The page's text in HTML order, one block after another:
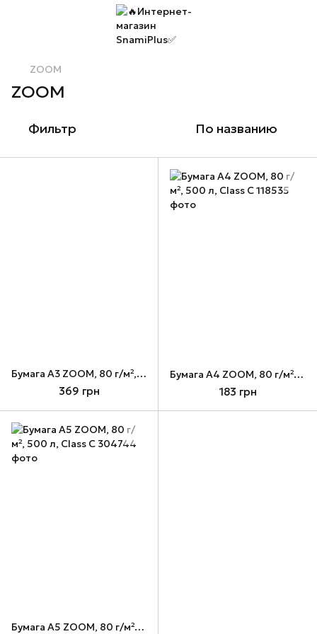
ZOOM
ZOOM
Фильтр По названию
Бумага А3 ZOOM, 80 г/м², 500 л
369 грн
Бумага А4 ZOOM, 80 г/м², 500 л, Class C
183 грн
Бумага А5 ZOOM, 80 г/м², 500 л, Class C